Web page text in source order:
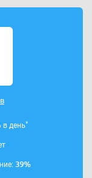
в день*
39%